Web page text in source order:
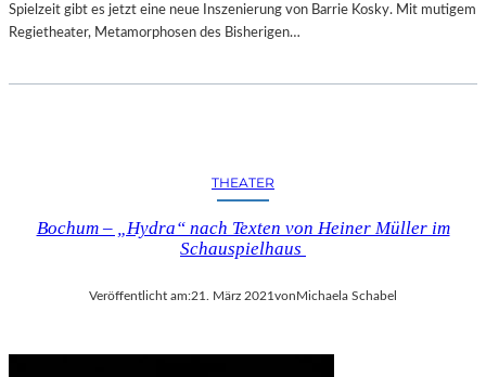
Spielzeit gibt es jetzt eine neue Inszenierung von Barrie Kosky. Mit mutigem
Regietheater, Metamorphosen des Bisherigen…
THEATER
Bochum – „Hydra“ nach Texten von Heiner Müller im
Schauspielhaus
Veröffentlicht am:21. März 2021vonMichaela Schabel